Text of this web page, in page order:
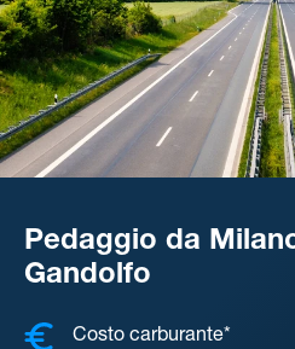
Pedaggio da
Gandolfo
COSTI,
Costo carburante*